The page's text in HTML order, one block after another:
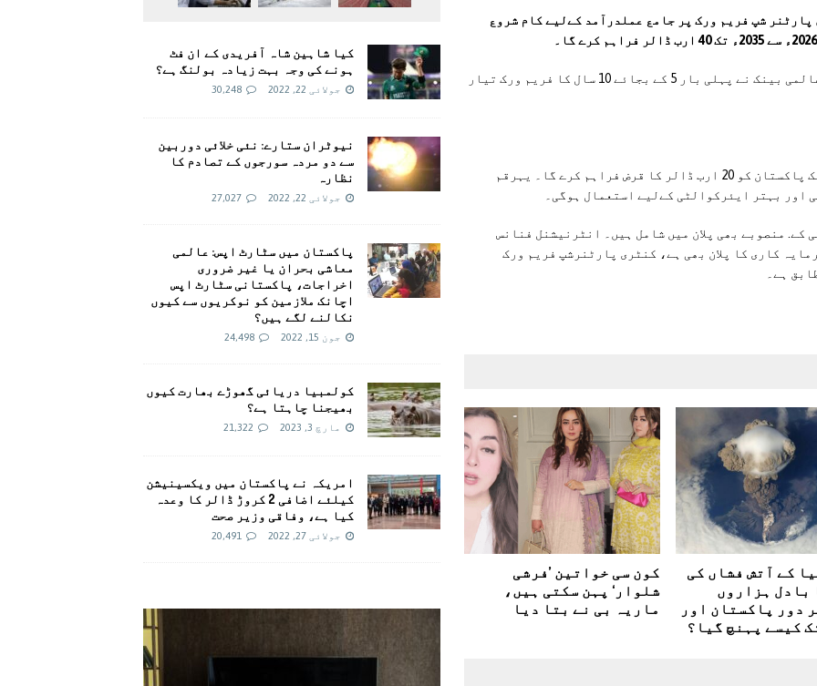
شپ فریم ورک پر جامع عملدرآمد کےلیے کام شروع
اقتصادی امور ڈویژن کے حکام کا کہنا ہے. کہ عالمی بینک نے پہلی بار 5 کے بجائے 10 سال کا فریم ورک تیار
دستاویز کے مطابق پہلے مرحلے میں عالمی بینک پاکستان کو 20 ارب ڈالر کا قرض فراہم کرے گا۔ یہرقم
بہتر ایئرکوالٹی کےلیے استعمال ہوگی۔
کے. منصوبے بھی پلان میں شامل ہیں۔ انٹرنیشنل فنانس
ارب ڈالر کی نجی سرمایہ کاری کا پلان بھی ہے، کنٹری پارٹنرشپ فریم ورک
ہے۔
کے آتش فشاں کی
بادل ہزاروں
دور پاکستان اور
کیسے پہنچ گیا؟
کون سی خواتین ’فرشی
شلوار‘ پہن سکتی ہیں،
ماریہ بی نے بتا دیا
کیا شاہین شاہ آفریدی کے ان فٹ
ہونے کی وجہ بہت زیادہ بولنگ ہے؟
جولائی 22, 2022 30,248
نیوٹران ستارے: نئی خلائی دوربین
سے دو مردہ سورجوں کے تصادم کا
نظارہ
جولائی 22, 2022 27,027
پاکستان میں سٹارٹ اپس: عالمی
معاشی بحران یا غیر ضروری
اخراجات، پاکستانی سٹارٹ اپس
اچانک ملازمین کو نوکریوں سے کیوں
نکالنے لگے ہیں؟
جون 15, 2022 24,498
کولمبیا دریائی گھوڑے بھارت کیوں
بھیجنا چاہتا ہے؟
مارچ 3, 2023 21,322
امريکہ نے پاکستان میں ویکسینیشن
کیلئے اضافی 2 کروڑ ڈالر کا وعدہ
کیا ہے، وفاقی وزیر صحت
جولائی 27, 2022 20,491